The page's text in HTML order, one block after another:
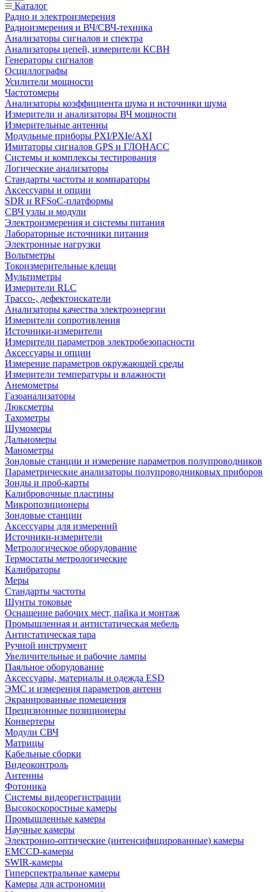
Каталог
Радио и электроизмерения
Радиоизмерения и ВЧ/СВЧ-техника
Анализаторы сигналов и спектра
Анализаторы цепей, измерители КСВН
Генераторы сигналов
Осциллографы
Усилители мощности
Частотомеры
Анализаторы коэффициента шума и источники шума
Измерители и анализаторы ВЧ мощности
Измерительные антенны
Модульные приборы PXI/PXIe/AXI
Имитаторы сигналов GPS и ГЛОНАСС
Системы и комплексы тестирования
Логические анализаторы
Стандарты частоты и компараторы
Аксессуары и опции
SDR и RFSoC‑платформы
СВЧ узлы и модули
Электроизмерения и системы питания
Лабораторные источники питания
Электронные нагрузки
Вольтметры
Токоизмерительные клещи
Мультиметры
Измерители RLC
Трассо-, дефектоискатели
Анализаторы качества электроэнергии
Измерители сопротивления
Источники-измерители
Измерители параметров электробезопасности
Аксессуары и опции
Измерение параметров окружающей среды
Измерители температуры и влажности
Анемометры
Газоанализаторы
Люксметры
Тахометры
Шумомеры
Дальномеры
Манометры
Зондовые станции и измерение параметров полупроводников
Параметрические анализаторы полупроводниковых приборов
Зонды и проб-карты
Калибровочные пластины
Микропозиционеры
Зондовые станции
Аксессуары для измерений
Источники-измерители
Метрологическое оборудование
Термостаты метрологические
Калибраторы
Меры
Стандарты частоты
Шунты токовые
Оснащение рабочих мест, пайка и монтаж
Промышленная и антистатическая мебель
Антистатическая тара
Ручной инструмент
Увеличительные и рабочие лампы
Паяльное оборудование
Аксессуары, материалы и одежда ESD
ЭМС и измерения параметров антенн
Экранированные помещения
Прецизионные позиционеры
Конвертеры
Модули СВЧ
Матрицы
Кабельные сборки
Видеоконтроль
Антенны
Фотоника
Cистемы видеорегистрации
Высокоскоростные камеры
Промышленные камеры
Научные камеры
Электронно-оптические (интенсифицированные) камеры
EMCCD-камеры
SWIR-камеры
Гиперспектральные камеры
Камеры для астрономии